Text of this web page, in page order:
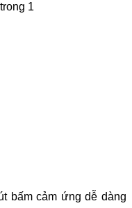
1
bấm cảm ứng dễ dàng